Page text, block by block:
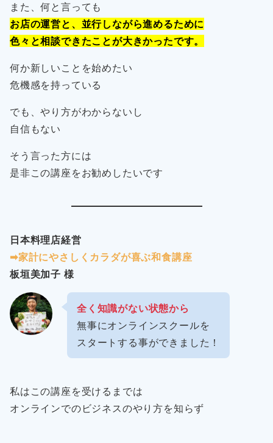
また、何と言っても
お店の運営と、並行しながら進めるために
色々と相談できたことが大きかったです。
何か新しいことを始めたい
危機感を持っている
でも、やり方がわからないし
自信もない
そう言った方には
是非この講座をお勧めしたいです
日本料理店経営
➡︎家計にやさしくカラダが喜ぶ和食講座
板垣美加子 様
全く知識がない状態から
無事にオンラインスクールを
スタートする事ができました！
私はこの講座を受けるまでは
オンラインでのビジネスのやり方を知らず